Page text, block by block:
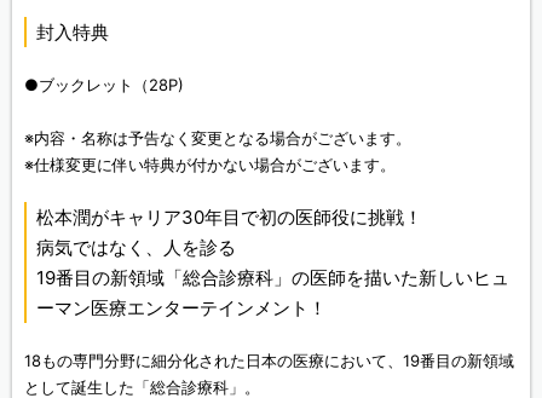
封入特典
●ブックレット（28P)
※内容・名称は予告なく変更となる場合がございます。
※仕様変更に伴い特典が付かない場合がございます。
松本潤がキャリア30年目で初の医師役に挑戦！
病気ではなく、人を診る
19番目の新領域「総合診療科」の医師を描いた新しいヒュ
ーマン医療エンターテインメント！
18もの専門分野に細分化された日本の医療において、19番目の新領域
として誕生した「総合診療科」。